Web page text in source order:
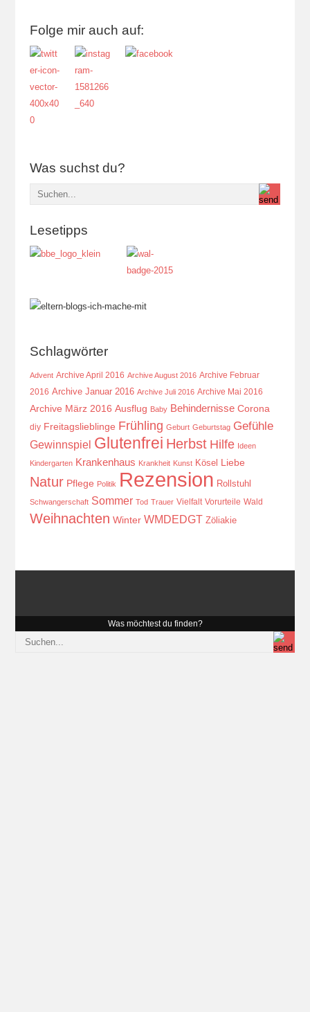
Folge mir auch auf:
Was suchst du?
Lesetipps
Schlagwörter
Advent Archive April 2016 Archive August 2016 Archive Februar
2016 Archive Januar 2016 Archive Juli 2016 Archive Mai 2016
Archive März 2016 Ausflug Baby Behindernisse Corona
diy Freitagslieblinge Frühling Geburt Geburtstag Gefühle
Gewinnspiel Glutenfrei Herbst Hilfe Ideen
Kindergarten Krankenhaus Krankheit Kunst Kösel Liebe
Natur Pflege Politik Rezension Rollstuhl
Schwangerschaft Sommer Tod Trauer Vielfalt Vorurteile Wald
Weihnachten Winter WMDEDGT Zöliakie
Was möchtest du finden?